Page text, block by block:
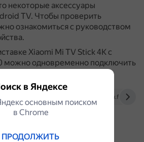
некоторые аксессуары
TV. Чтобы проверить
ознакомиться с руководством
Xiaomi Mi TV Stick 4K с
можно одновременно подключить
www.flickr.com
в Яндексе
основным поиском
в Сhrome
ПРОДОЛЖИТЬ